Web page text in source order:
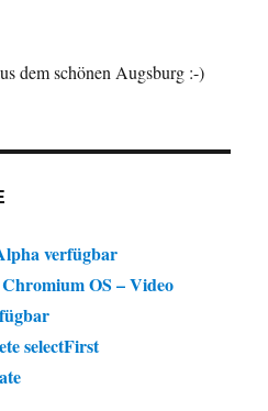
dem schönen Augsburg :-)
verfügbar
OS – Video
selectFirst